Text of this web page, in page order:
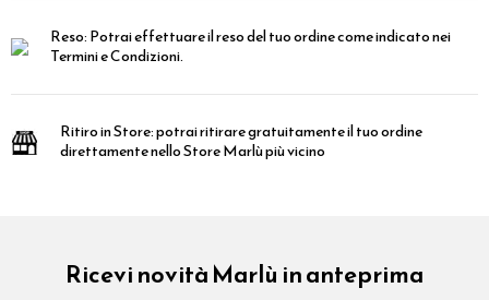
Reso:Potrai effettuare il reso del tuo ordine come indicato nei
Termini e Condizioni.
Ritiro in Store:potrai ritirare gratuitamente il tuo ordine
direttamente nello Store Marlù più vicino
Ricevi novità Marlù in anteprima